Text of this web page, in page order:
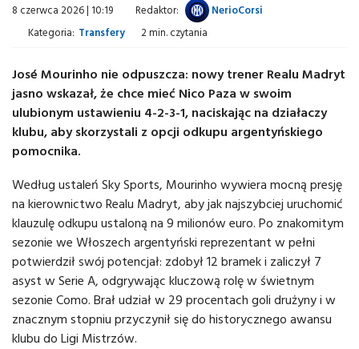
8 czerwca 2026 | 10:19 Redaktor:
NerioCorsi
Kategoria: Transfery 2 min. czytania
José Mourinho nie odpuszcza: nowy trener Realu Madryt
jasno wskazał, że chce mieć Nico Paza w swoim
ulubionym ustawieniu 4-2-3-1, naciskając na działaczy
klubu, aby skorzystali z opcji odkupu argentyńskiego
pomocnika.
Według ustaleń Sky Sports, Mourinho wywiera mocną presję
na kierownictwo Realu Madryt, aby jak najszybciej uruchomić
klauzulę odkupu ustaloną na 9 milionów euro. Po znakomitym
sezonie we Włoszech argentyński reprezentant w pełni
potwierdził swój potencjał: zdobył 12 bramek i zaliczył 7
asyst w Serie A, odgrywając kluczową rolę w świetnym
sezonie Como. Brał udział w 29 procentach goli drużyny i w
znacznym stopniu przyczynił się do historycznego awansu
klubu do Ligi Mistrzów.